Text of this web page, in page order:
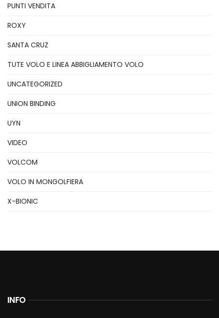
PUNTI VENDITA
ROXY
SANTA CRUZ
TUTE VOLO E LINEA ABBIGLIAMENTO VOLO
UNCATEGORIZED
UNION BINDING
UYN
VIDEO
VOLCOM
VOLO IN MONGOLFIERA
X-BIONIC
INFO